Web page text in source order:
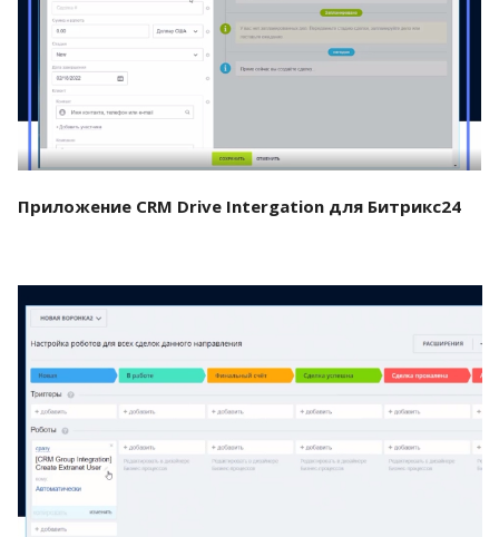
Смотреть проект
Приложение CRM Drive Intergation для Битрикс24
Смотреть проект